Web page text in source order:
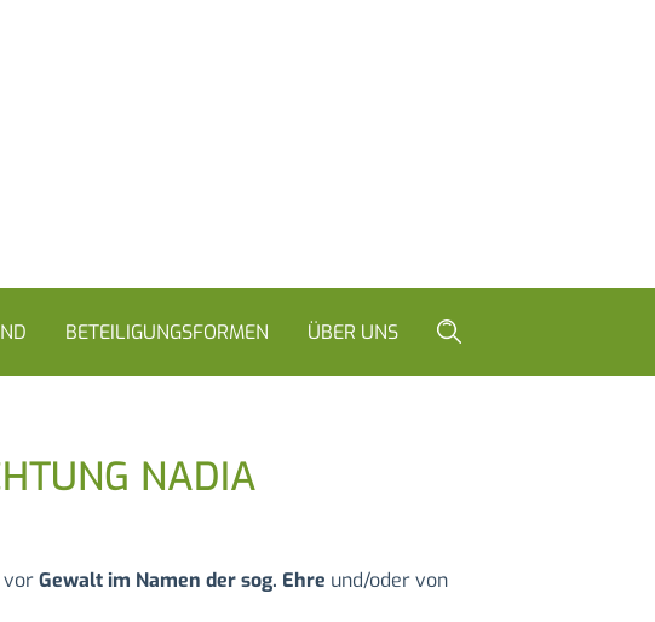
BETEILIGUNGSFORMEN ÜBER UNS
NADIA
vorGewalt im Namen der sog. Ehre und/oder von